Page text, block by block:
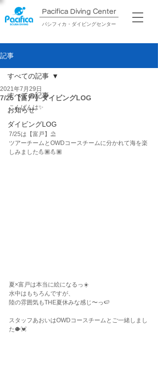
Pacifica Diving Center​
パシフィカ・ダイビングセンター
記事
すべての記事
お知らせ
ダイビングLOG
すべての記事
7/25【富戸】ダイビングLOG
2021年7月29日
こんばんは✨
7/25は【富戸】⛱
ツアーチームとOWDコースチームに分かれて海を楽
しみました💪🏾💪🏾
夏×富戸は本当に絵になるっ☀️
水中はもちろんですが、
陸の雰囲気もTHE夏休みな感じ〜っ🍉
スタッフあおいはOWDコースチームとご一緒しまし
た🐡💓